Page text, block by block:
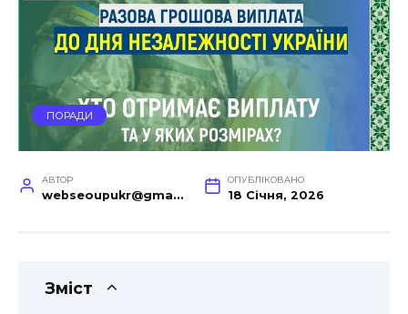
ПОРАДИ
АВТОР
webseoupukr@gmail.com
ОПУБЛІКОВАНО
18 Січня, 2026
Зміст